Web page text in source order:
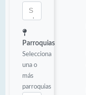
Parroquias
Selecciona
una o
más
parroquias